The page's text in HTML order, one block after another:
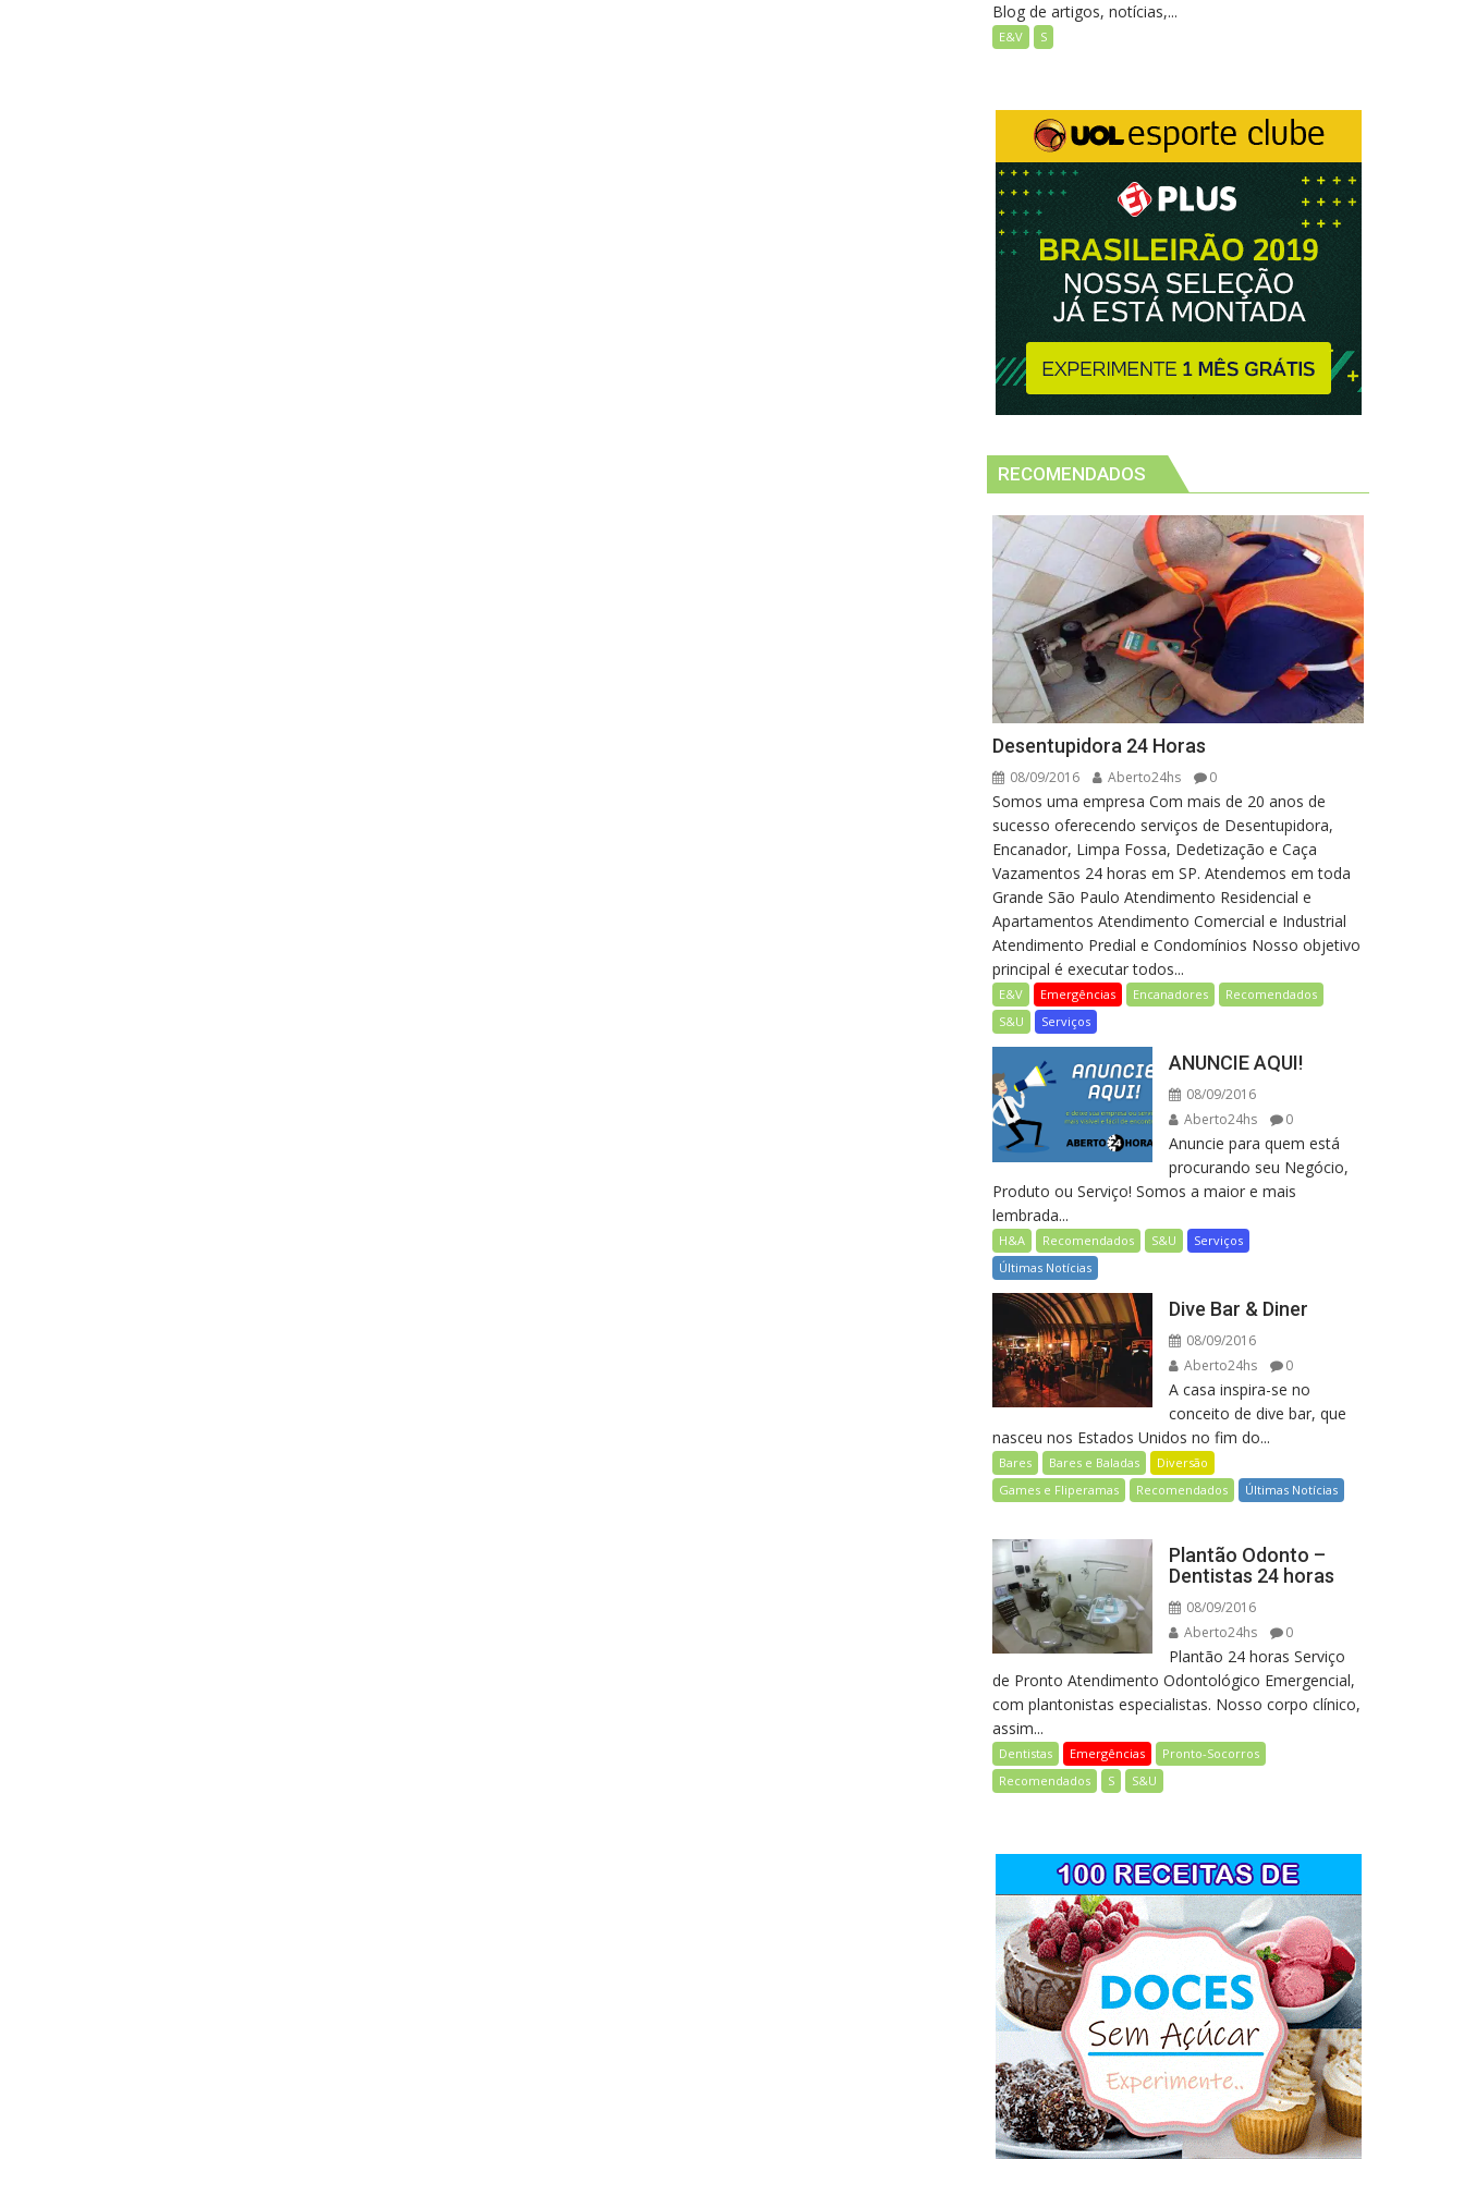
Blog de artigos, notícias,...
E&V S
RECOMENDADOS
Desentupidora 24 Horas
08/09/2016 Aberto24hs 0
Somos uma empresa Com mais de 20 anos de
sucesso oferecendo serviços de Desentupidora,
Encanador, Limpa Fossa, Dedetização e Caça
Vazamentos 24 horas em SP. Atendemos em toda
Grande São Paulo Atendimento Residencial e
Apartamentos Atendimento Comercial e Industrial
Atendimento Predial e Condomínios Nosso objetivo
principal é executar todos...
E&V Emergências Encanadores
Recomendados
S&U
Serviços
ANUNCIE AQUI!
08/09/2016
Aberto24hs
0
Anuncie para quem está
procurando seu Negócio,
Produto ou Serviço! Somos a maior e mais
lembrada...
H&A Recomendados S&U
Serviços
Últimas Notícias
Dive Bar & Diner
08/09/2016
Aberto24hs
0
A casa inspira-se no
conceito de dive bar, que
nasceu nos Estados Unidos no fim do...
Bares Bares e Baladas
Diversão
Games e Fliperamas
Recomendados Últimas Notícias
Plantão Odonto –
Dentistas 24 horas
08/09/2016
Aberto24hs
0
Plantão 24 horas Serviço
de Pronto Atendimento Odontológico Emergencial,
com plantonistas especialistas. Nosso corpo clínico,
assim...
Dentistas Emergências
Pronto-Socorros
Recomendados
S S&U